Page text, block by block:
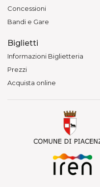
Concessioni
Bandi e Gare
Biglietti
Informazioni Biglietteria
Prezzi
Acquista online